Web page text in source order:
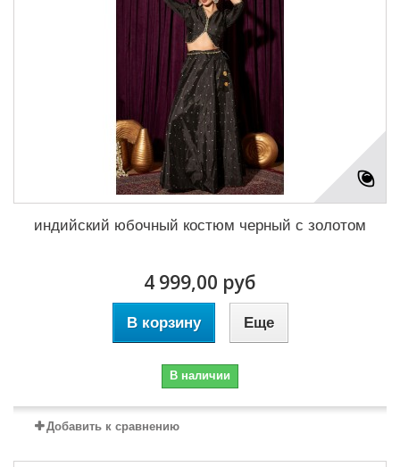
индийский юбочный костюм черный с золотом
4 999,00 руб
В корзину Еще
В наличии
Добавить к сравнению